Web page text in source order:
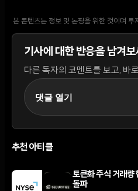
본 콘텐츠는 정보 및 논평을 위한 것이며 투
기사에 대한 반응을 남겨
다른 독자의 코멘트를 보고, 바
댓글 열기
추천 아티클
토큰화 주식 거래
돌파